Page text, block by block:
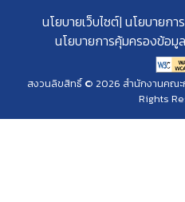
นโยบายเว็บไซต์ นโยบายก
นโยบายการคุ้มครองข้อมู
สงวนลิขสิทธิ์ © 2026 สำนักงานคณ
Rights